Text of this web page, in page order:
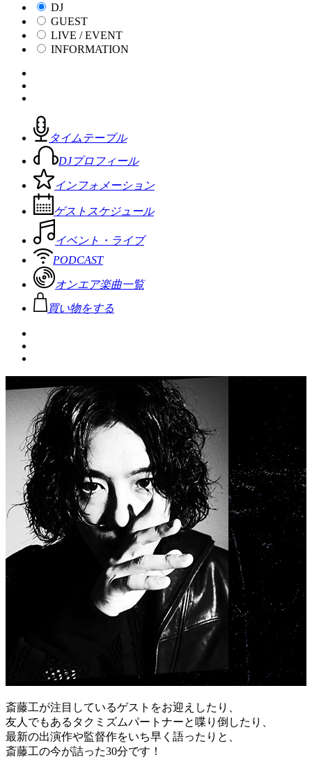
DJ
GUEST
LIVE / EVENT
INFORMATION
タイムテーブル
DJプロフィール
インフォメーション
ゲストスケジュール
イベント・ライブ
PODCAST
オンエア楽曲一覧
買い物をする
斎藤工が注目しているゲストをお迎えしたり、
友人でもあるタクミズムパートナーと喋り倒したり、
最新の出演作や監督作をいち早く語ったりと、
斎藤工の今が詰った30分です！